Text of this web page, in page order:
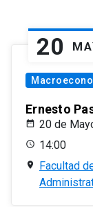
20
Ernesto
20 de
14:00
Facultad